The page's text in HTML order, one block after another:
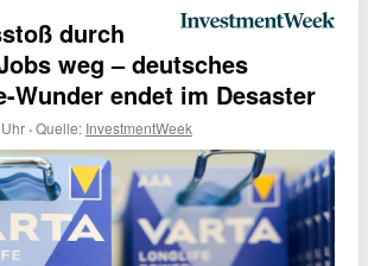
durch
weg – deutsches
Wunder endet im Desaster
·Quelle: InvestmentWeek